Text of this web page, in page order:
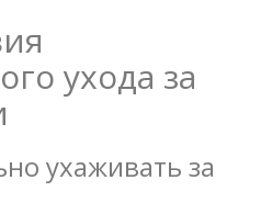
ухода за
ухаживать за